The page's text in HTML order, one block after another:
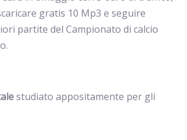
gratis 10 Mp3 e seguire
partite del Campionato di calcio
studiato appositamente per gli